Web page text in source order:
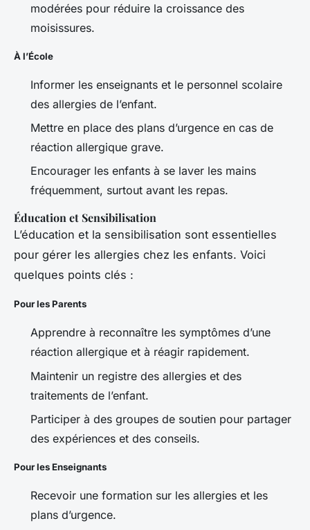
modérées pour réduire la croissance des
moisissures.
À l’École
Informer les enseignants et le personnel scolaire
des allergies de l’enfant.
Mettre en place des plans d’urgence en cas de
réaction allergique grave.
Encourager les enfants à se laver les mains
fréquemment, surtout avant les repas.
Éducation et Sensibilisation
L’éducation et la sensibilisation sont essentielles
pour gérer les allergies chez les enfants. Voici
quelques points clés :
Pour les Parents
Apprendre à reconnaître les symptômes d’une
réaction allergique et à réagir rapidement.
Maintenir un registre des allergies et des
traitements de l’enfant.
Participer à des groupes de soutien pour partager
des expériences et des conseils.
Pour les Enseignants
Recevoir une formation sur les allergies et les
plans d’urgence.